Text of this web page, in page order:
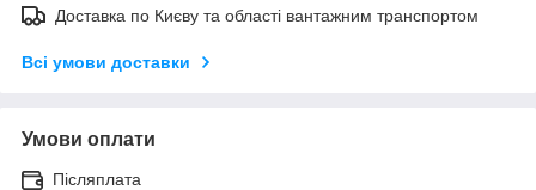
Доставка по Києву та області вантажним транспортом
Всі умови доставки
Умови оплати
Післяплата